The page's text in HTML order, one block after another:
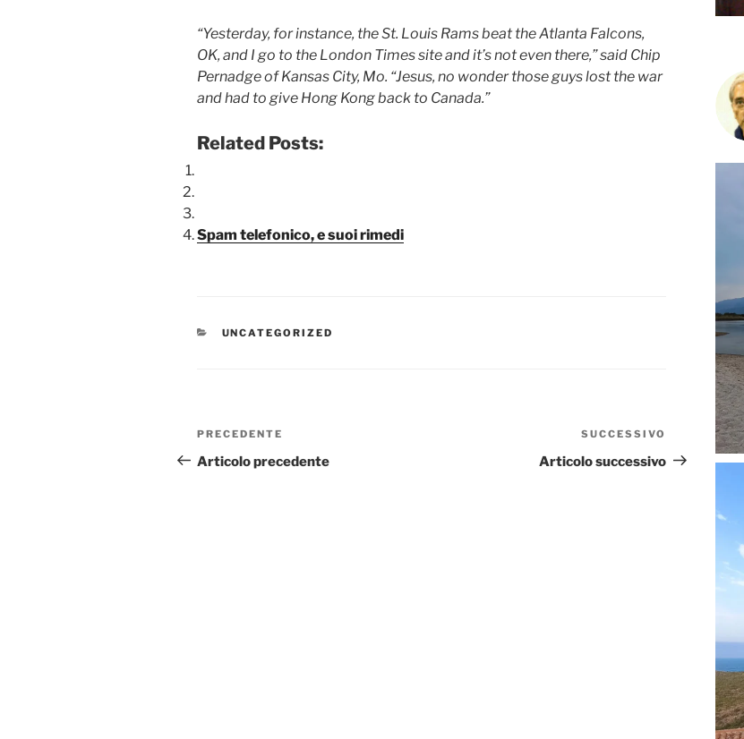
“Yesterday, for instance, the St. Louis Rams beat the Atlanta Falcons,
OK, and I go to the London Times site and it’s not even there,” said Chip
Pernadge of Kansas City, Mo. “Jesus, no wonder those guys lost the war
and had to give Hong Kong back to Canada.”
Related Posts:
Spam telefonico, e suoi rimedi
CATEGORIE
UNCATEGORIZED
Navigazione
articoli
Articolo
precedente:
PRECEDENTE
Articolo precedente
Articolo
successivo
SUCCESSIVO
Articolo successivo